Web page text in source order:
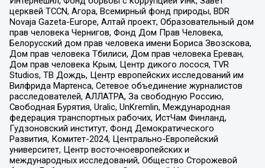
церквей TCCN, Агора, Всемирный фонд природы, BDR
Novaja Gazeta-Europe, Алтай проект, Образовательный дом
прав человека Чернигов, Фонд Дом Прав Человека,
Белорусский дом прав человека имени Бориса Звозскова,
Дом прав человека Тбилиси, Дом прав человека Ереван,
Дом прав человека Крым, Центр дикого лосося, TVR
Studios, ТВ Дождь, Центр европейских исследований им
Вилфрида Мартенса, Сетевое объединение журналистов
расследователей, АЛЛАТРА, За свободную Россию,
Свободная Бурятия, Uralic, UnKremlin, Международная
федерация транспортных рабочих, ИстЧам Финланд,
Гудзоновский институт, Фонд Демократического
Развития, Комитет-2024, Центрально-Европейский
университет, Центр восточноевропейских и
международных исследований, Общество Сторожевой